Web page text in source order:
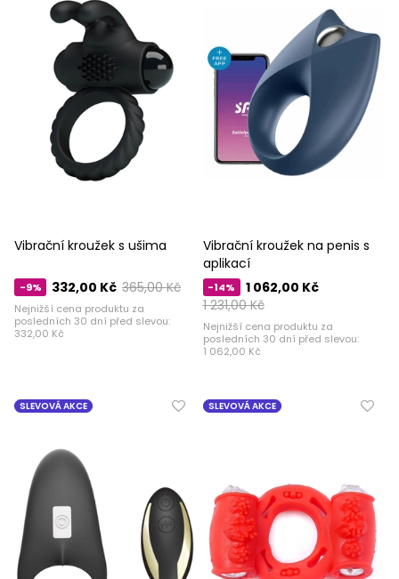
Vibrační kroužek s ušima
-9% 365,00 Kč
332,00 Kč
Nejnižší cena produktu za
posledních 30 dní před slevou:
332,00 Kč
Vibrační kroužek na penis s
aplikací
-14%
1 231,00 Kč
1 062,00 Kč
Nejnižší cena produktu za
posledních 30 dní před slevou:
1 062,00 Kč
SLEVOVÁ AKCE SLEVOVÁ AKCE